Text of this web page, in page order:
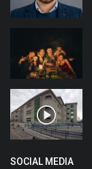
SOCIAL MEDIA